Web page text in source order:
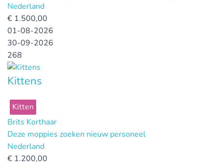
Nederland
€ 1.500,00
01-08-2026
30-09-2026
268
Kittens
Kitten
Brits Korthaar
Deze moppies zoeken nieuw personeel
Nederland
€ 1.200,00